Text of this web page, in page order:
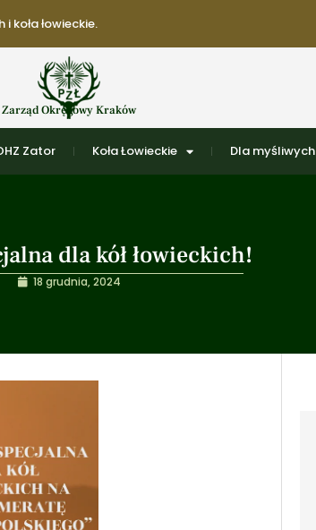
koła łowieckie.
Zarząd Okręgowy Kraków
Zator Koła Łowieckie Dla myśliwych
dla kół łowieckich!
18 grudnia, 2024